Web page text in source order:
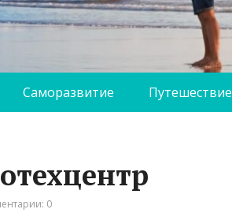
Саморазвитие Путешествие
0